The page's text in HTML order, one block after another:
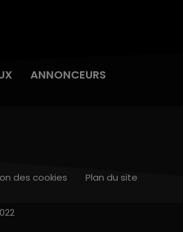
ANNONCEURS
des cookies Plan du site